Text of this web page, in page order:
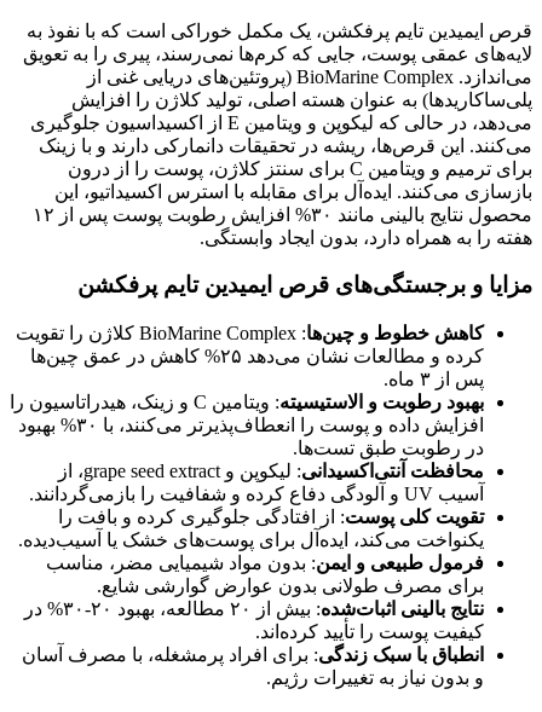
قرص ایمیدین تایم پرفکشن، یک مکمل خوراکی است که با نفوذ به
لایه‌های عمقی پوست، جایی که کرم‌ها نمی‌رسند، پیری را به تعویق
می‌اندازد. BioMarine Complex (پروتئین‌های دریایی غنی از
پلی‌ساکاریدها) به عنوان هسته اصلی، تولید کلاژن را افزایش
می‌دهد، در حالی که لیکوپن و ویتامین E از اکسیداسیون جلوگیری
می‌کنند. این قرص‌ها، ریشه در تحقیقات دانمارکی دارند و با زینک
برای ترمیم و ویتامین C برای سنتز کلاژن، پوست را از درون
بازسازی می‌کنند. ایده‌آل برای مقابله با استرس اکسیداتیو، این
محصول نتایج بالینی مانند ۳۰% افزایش رطوبت پوست پس از ۱۲
هفته را به همراه دارد، بدون ایجاد وابستگی.
مزایا و برجستگی‌های قرص ایمیدین تایم پرفکشن
کاهش خطوط و چین‌ها
: BioMarine Complex کلاژن را تقویت
کرده و مطالعات نشان می‌دهد ۲۵% کاهش در عمق چین‌ها
پس از ۳ ماه.
بهبود رطوبت و الاستیسیته
: ویتامین C و زینک، هیدراتاسیون را
افزایش داده و پوست را انعطاف‌پذیرتر می‌کنند، با ۳۰% بهبود
در رطوبت طبق تست‌ها.
محافظت آنتی‌اکسیدانی
: لیکوپن و grape seed extract، از
آسیب UV و آلودگی دفاع کرده و شفافیت را بازمی‌گردانند.
تقویت کلی پوست: از افتادگی جلوگیری کرده و بافت را
یکنواخت می‌کند، ایده‌آل برای پوست‌های خشک یا آسیب‌دیده.
فرمول طبیعی و ایمن: بدون مواد شیمیایی مضر، مناسب
برای مصرف طولانی بدون عوارض گوارشی شایع.
نتایج بالینی اثبات‌شده
: بیش از ۲۰ مطالعه، بهبود ۲۰-۳۰% در
کیفیت پوست را تأیید کرده‌اند.
انطباق با سبک زندگی: برای افراد پرمشغله، با مصرف آسان
و بدون نیاز به تغییرات رژیم.